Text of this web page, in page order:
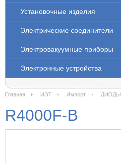
Установочные изделия
Электрические соединители
Электровакуумные приборы
Электронные устройства
Главная ИЭТ Импорт ДИОДЫ
R4000F-B